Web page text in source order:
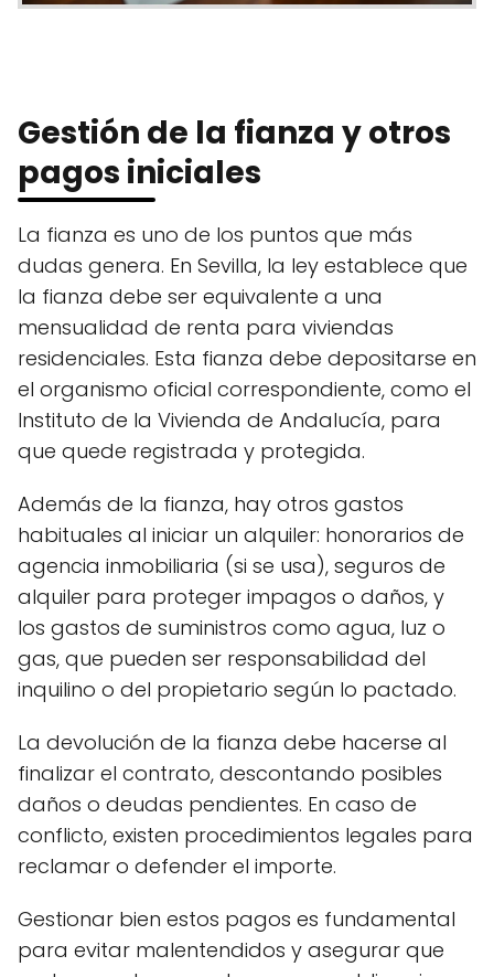
Gestión de la fianza y otros
pagos iniciales
La fianza es uno de los puntos que más
dudas genera. En Sevilla, la ley establece que
la fianza debe ser equivalente a una
mensualidad de renta para viviendas
residenciales. Esta fianza debe depositarse en
el organismo oficial correspondiente, como el
Instituto de la Vivienda de Andalucía, para
que quede registrada y protegida.
Además de la fianza, hay otros gastos
habituales al iniciar un alquiler: honorarios de
agencia inmobiliaria (si se usa), seguros de
alquiler para proteger impagos o daños, y
los gastos de suministros como agua, luz o
gas, que pueden ser responsabilidad del
inquilino o del propietario según lo pactado.
La devolución de la fianza debe hacerse al
finalizar el contrato, descontando posibles
daños o deudas pendientes. En caso de
conflicto, existen procedimientos legales para
reclamar o defender el importe.
Gestionar bien estos pagos es fundamental
para evitar malentendidos y asegurar que